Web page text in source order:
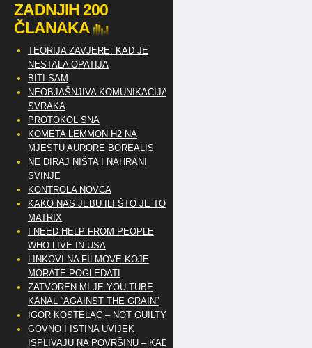
ZADNJIH 200
ČLANAKA
TEORIJA ZAVJERE: KAD JE
NESTALA OPATIJA
BITI SAM
NEOBJAŠNJIVA KOMUNIKACIJA
SVRAKA
PROTOKOL SNA
KOMETA LEMMON H2 NA
MJESTU AURORE BOREALIS
NE DIRAJ NIŠTA I NAHRANI
SVINJE
KONTROLA NOVCA
KAKO NAS JEBU ILI ŠTO JE TO
MATRIX
I NEED HELP FROM PEOPLE
WHO LIVE IN USA
LINKOVI NA FILMOVE KOJE
MORATE POGLEDATI
ZATVOREN MI JE YOU TUBE
KANAL “AGAINST THE GRAIN”
IGOR KOSTELAC – NOT GUILTY
GOVNO I ISTINA UVIJEK
ISPLIVAJU NA POVRŠINU – KAD